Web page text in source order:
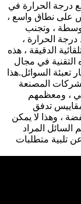
درجة الحرارة في
على نطاق واسع ،
، وتجنب
​​درجة الحرارة ،
الدقيقة ، هذه
التقنية في مجال
تعبئة السوائل.هذا
المصنعة
، ومعظمهم
تدفق
، وهذا لا يمكن
المراد
تلبية متطلبات